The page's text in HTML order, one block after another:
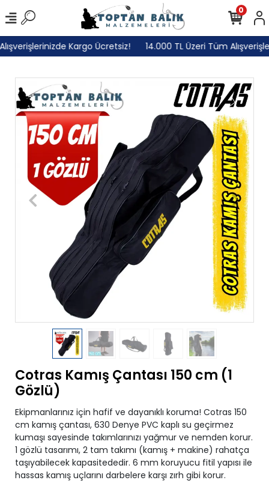
Kargo Ücretsiz! 14.000 TL Üzeri Tüm
0
Cotras Kamış Çantası 150 cm (1
Gözlü)
Ekipmanlarınız için hafif ve dayanıklı koruma! Cotras 150
cm kamış çantası, 630 Denye PVC kaplı su geçirmez
kumaşı sayesinde takımlarınızı yağmur ve nemden korur.
1 gözlü tasarımı, 2 tam takımı (kamış + makine) rahatça
taşıyabilecek kapasitededir. 6 mm koruyucu fitil yapısı ile
hassas kamış uçlarını darbelere karşı zırh gibi korur.